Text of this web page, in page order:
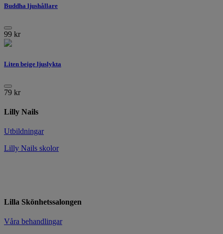
Buddha ljushållare
99 kr
Liten beige ljuslykta
79 kr
Lilly Nails
Utbildningar
Lilly Nails skolor
Lilla Skönhetssalongen
Våra behandlingar